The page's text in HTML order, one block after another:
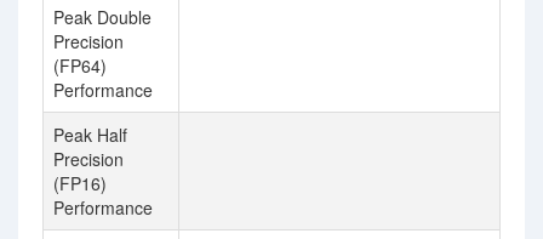
Peak Double
Precision
(FP64)
Performance
Peak Half
Precision
(FP16)
Performance